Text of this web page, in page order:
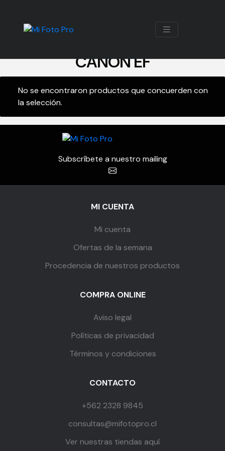
CANON EF
No se encontraron productos que concuerden con
la selección.
Subscríbete a nuestro mailing
MI CUENTA
Mi cuenta
Ofertas de la semana
Procedencia de nuestros productos
COMPRA ONLINE
Aviso legal
Políticas de privacidad
Términos y condiciones
CONTACTO
+562 2328 9845
consultas@mifotopro.cl
Ver nuestras tiendas aquí